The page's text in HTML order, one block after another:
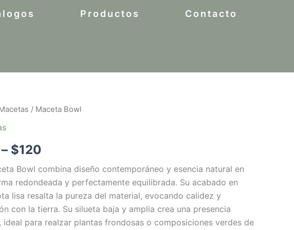
Productos Contacto
/ Maceta Bowl
– $120
Price
through
$120
Bowl combina diseño contemporáneo y esencia natural en
redondeada y perfectamente equilibrada. Su acabado en
lisa resalta la pureza del material, evocando calidez y
con la tierra. Su silueta baja y amplia crea una presencia
ideal para realzar plantas frondosas o composiciones verdes de